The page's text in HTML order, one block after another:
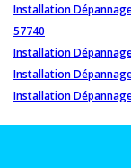
Installation
57740
Installation
Installation
Installation